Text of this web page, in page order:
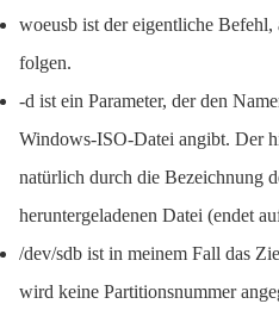
woeusb ist der eigentliche Befehl,
folgen.
-d ist ein Parameter, der den
Windows-ISO-Datei angibt. Der
natürlich durch die Bezeichnung
heruntergeladenen Datei (endet
/dev/sdb ist in meinem Fall das
wird keine Partitionsnummer